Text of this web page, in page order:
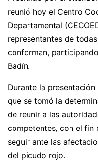
reunió hoy el Centro
Departamental
representantes de
conforman,
Badín.
Durante la
que se tomó la
de reunir a las
competentes, con el fin
seguir ante las
del picudo rojo.